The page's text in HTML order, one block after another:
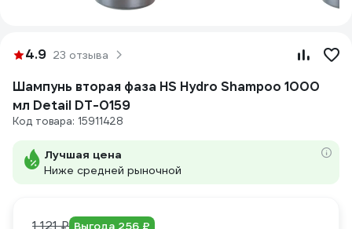
4.9 23 отзыва
Шампунь вторая фаза HS Hydro Shampoo 1000
мл Detail DT-0159
Код товара: 15911428
Лучшая цена
Ниже средней рыночной
1 121 ₽ Выгода 256 ₽